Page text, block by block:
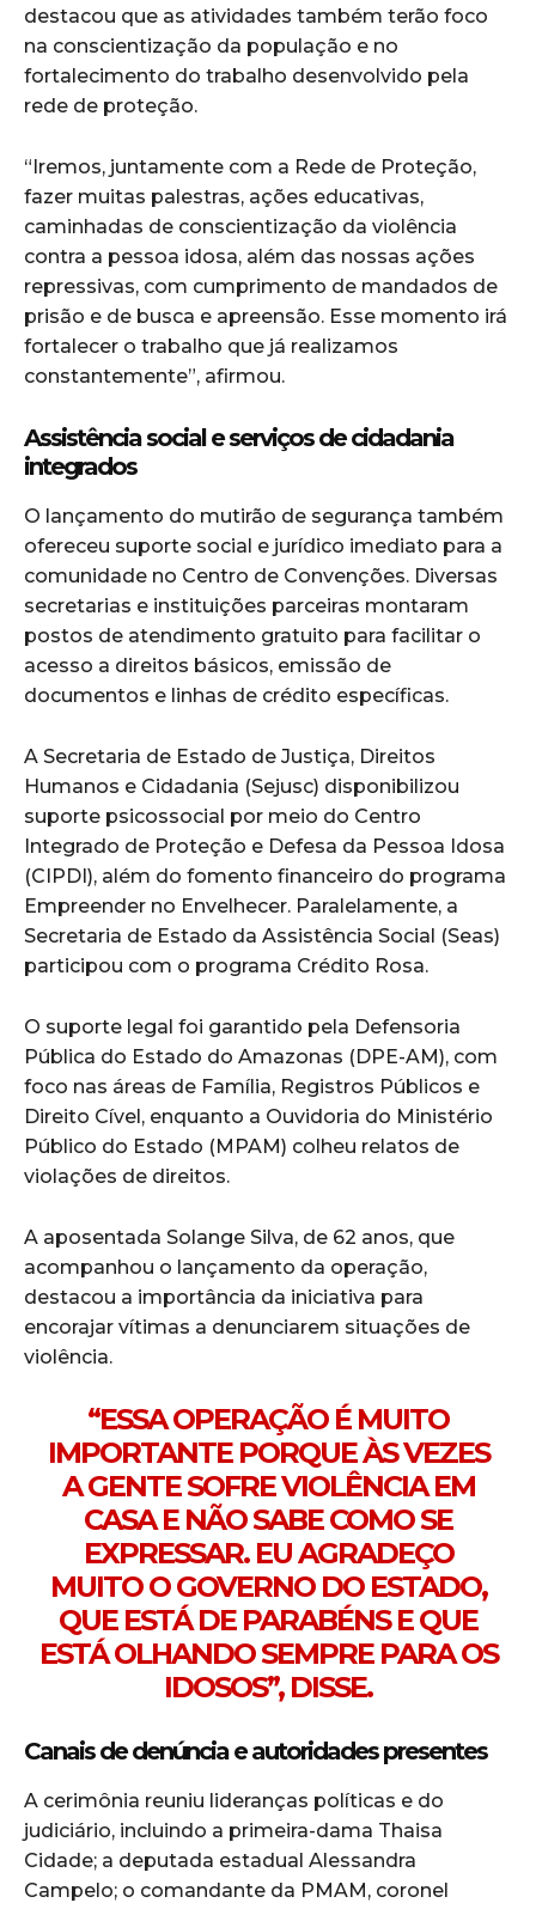
destacou que as atividades também terão foco
na conscientização da população e no
fortalecimento do trabalho desenvolvido pela
rede de proteção.
“Iremos, juntamente com a Rede de Proteção,
fazer muitas palestras, ações educativas,
caminhadas de conscientização da violência
contra a pessoa idosa, além das nossas ações
repressivas, com cumprimento de mandados de
prisão e de busca e apreensão. Esse momento irá
fortalecer o trabalho que já realizamos
constantemente”, afirmou.
Assistência social e serviços de cidadania
integrados
O lançamento do mutirão de segurança também
ofereceu suporte social e jurídico imediato para a
comunidade no Centro de Convenções. Diversas
secretarias e instituições parceiras montaram
postos de atendimento gratuito para facilitar o
acesso a direitos básicos, emissão de
documentos e linhas de crédito específicas.
A Secretaria de Estado de Justiça, Direitos
Humanos e Cidadania (Sejusc) disponibilizou
suporte psicossocial por meio do Centro
Integrado de Proteção e Defesa da Pessoa Idosa
(CIPDI), além do fomento financeiro do programa
Empreender no Envelhecer. Paralelamente, a
Secretaria de Estado da Assistência Social (Seas)
participou com o programa Crédito Rosa.
O suporte legal foi garantido pela Defensoria
Pública do Estado do Amazonas (DPE-AM), com
foco nas áreas de Família, Registros Públicos e
Direito Cível, enquanto a Ouvidoria do Ministério
Público do Estado (MPAM) colheu relatos de
violações de direitos.
A aposentada Solange Silva, de 62 anos, que
acompanhou o lançamento da operação,
destacou a importância da iniciativa para
encorajar vítimas a denunciarem situações de
violência.
“ESSA OPERAÇÃO É MUITO
IMPORTANTE PORQUE ÀS VEZES
A GENTE SOFRE VIOLÊNCIA EM
CASA E NÃO SABE COMO SE
EXPRESSAR. EU AGRADEÇO
MUITO O GOVERNO DO ESTADO,
QUE ESTÁ DE PARABÉNS E QUE
ESTÁ OLHANDO SEMPRE PARA OS
IDOSOS”, DISSE.
Canais de denúncia e autoridades presentes
A cerimônia reuniu lideranças políticas e do
judiciário, incluindo a primeira-dama Thaisa
Cidade; a deputada estadual Alessandra
Campelo; o comandante da PMAM, coronel